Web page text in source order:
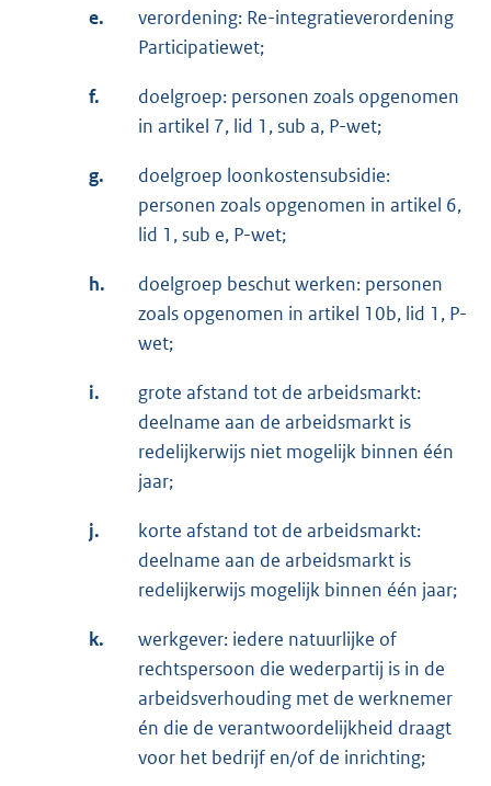
e.
verordening: Re-integratieverordening
Participatiewet;
f.
doelgroep: personen zoals opgenomen
in artikel 7, lid 1, sub a, P-wet;
g.
doelgroep loonkostensubsidie:
personen zoals opgenomen in artikel 6,
lid 1, sub e, P-wet;
h.
doelgroep beschut werken: personen
zoals opgenomen in artikel 10b, lid 1, P-
wet;
i.
grote afstand tot de arbeidsmarkt:
deelname aan de arbeidsmarkt is
redelijkerwijs niet mogelijk binnen één
jaar;
j.
korte afstand tot de arbeidsmarkt:
deelname aan de arbeidsmarkt is
redelijkerwijs mogelijk binnen één jaar;
k.
werkgever: iedere natuurlijke of
rechtspersoon die wederpartij is in de
arbeidsverhouding met de werknemer
én die de verantwoordelijkheid draagt
voor het bedrijf en/of de inrichting;